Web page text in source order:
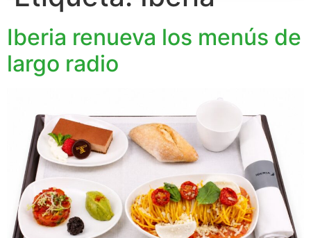
Iberia renueva los menús de
largo radio